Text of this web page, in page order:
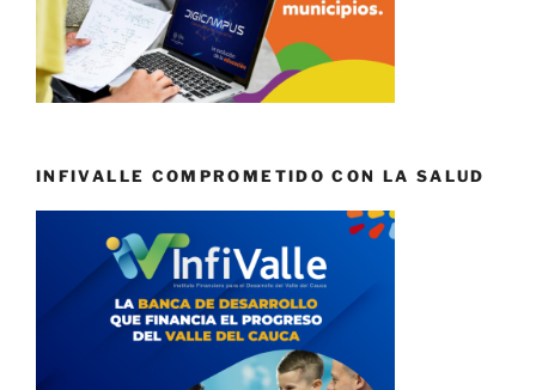
INFIVALLE COMPROMETIDO CON LA SALUD